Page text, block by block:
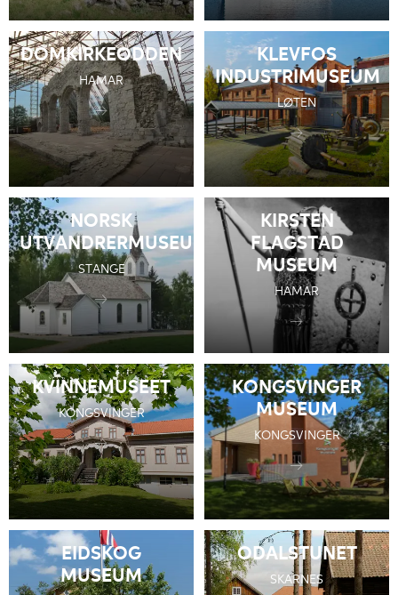
DOMKIRKEODDEN
HAMAR
KLEVFOS
INDUSTRIMUSEUM
LØTEN
NORSK
UTVANDRERMUSEUM
STANGE
KIRSTEN
FLAGSTAD
MUSEUM
HAMAR
KVINNEMUSEET
KONGSVINGER
KONGSVINGER
MUSEUM
KONGSVINGER
EIDSKOG
MUSEUM
ODALSTUNET
SKARNES